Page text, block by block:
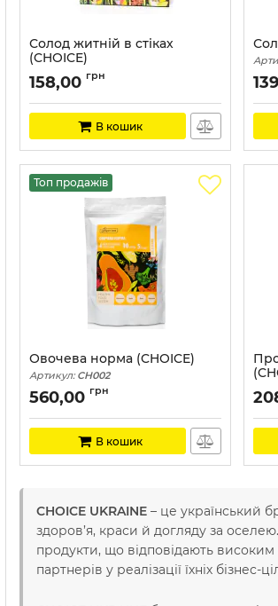
Солод житній в стіках
(CHOICE)
Артикул: CH008
158,00 грн
В кошик
Топ продажів
Овочева норма (CHOICE)
Артикул: CH002
560,00 грн
В кошик
CHOICE UKRAINE – це український
здоров’я, краси й догляду за
продукти, що відповідають високим
партнерів у реалізації їхніх бізнес-